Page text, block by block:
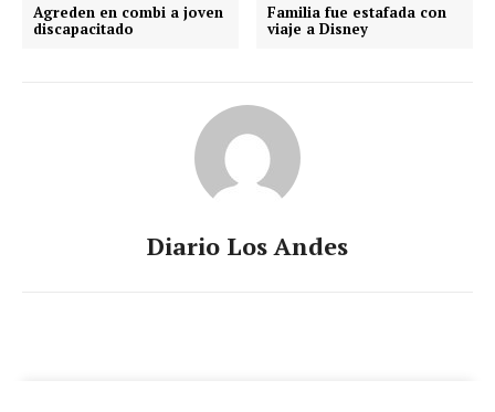
Agreden en combi a joven
discapacitado
Familia fue estafada con
viaje a Disney
Diario Los Andes